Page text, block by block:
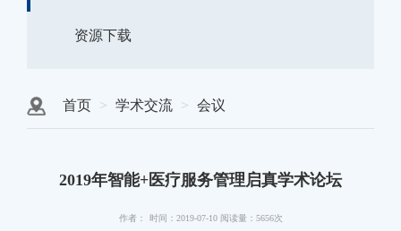
资源下载
首页 学术交流 会议
2019年智能+医疗服务管理启真学术论坛
作者： 时间：2019-07-10 阅读量：5656次